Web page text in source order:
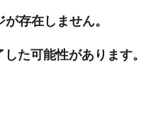
存在しません。
た可能性があります。